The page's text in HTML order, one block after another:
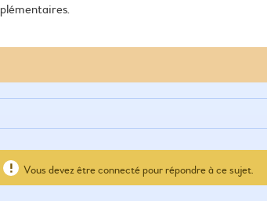
Vous devez être connecté pour répondre à ce sujet.